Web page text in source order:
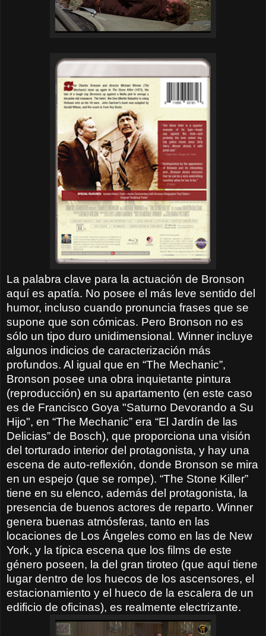
La palabra clave para la actuación de Bronson
aquí es apatía. No posee el más leve sentido del
humor, incluso cuando pronuncia frases que se
supone que son cómicas. Pero Bronson no es
sólo un tipo duro unidimensional. Winner incluye
algunos indicios de caracterización más
profundos. Al igual que en “The Mechanic”,
Bronson posee una obra inquietante pintura
(reproducción) en su apartamento (en este caso
es de Francisco Goya "Saturno Devorando a Su
Hijo", en “The Mechanic” era “El Jardín de las
Delicias” de Bosch), que proporciona una visión
del torturado interior del protagonista, y hay una
escena de auto-reflexión, donde Bronson se mira
en un espejo (que se rompe). “The Stone Killer”
tiene en su elenco, además del protagonista, la
presencia de buenos actores de reparto. Winner
genera buenas atmósferas, tanto en las
locaciones de Los Ángeles como en las de New
York, y la típica escena que los films de este
género poseen, la del gran tiroteo (que aquí tiene
lugar dentro de los huecos de los ascensores, el
estacionamiento y el hueco de la escalera de un
edificio de oficinas), es realmente electrizante.